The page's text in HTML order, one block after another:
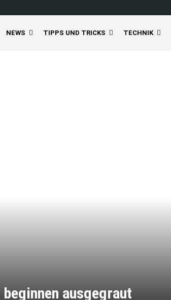
NEWS TIPPS UND TRICKS TECHNIK
ausgegraut